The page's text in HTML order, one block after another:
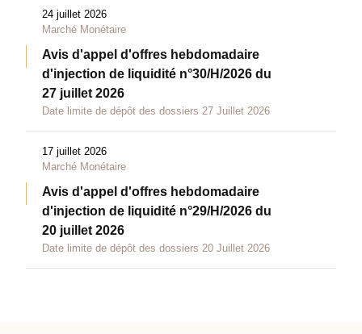
24 juillet 2026
Marché Monétaire
Avis d'appel d'offres hebdomadaire
d'injection de liquidité n°30/H/2026 du
27 juillet 2026
Date limite de dépôt des dossiers 27 Juillet 2026
17 juillet 2026
Marché Monétaire
Avis d'appel d'offres hebdomadaire
d'injection de liquidité n°29/H/2026 du
20 juillet 2026
Date limite de dépôt des dossiers 20 Juillet 2026